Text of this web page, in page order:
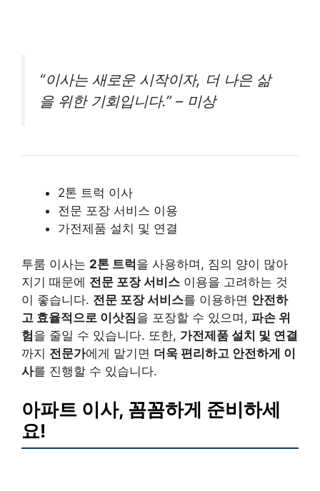
“이사는 새로운 시작이자, 더 나은 삶
을 위한 기회입니다.” – 미상
2톤 트럭 이사
전문 포장 서비스 이용
가전제품 설치 및 연결
투룸 이사는 2톤 트럭 을 사용하며, 짐의 양이 많아
지기 때문에 전문 포장 서비스 이용을 고려하는 것
이 좋습니다. 전문 포장 서비스를 이용하면 안전하
고 효율적으로 이삿짐을 포장할 수 있으며, 파손 위
험을 줄일 수 있습니다. 또한, 가전제품 설치 및 연결
까지 전문가에게 맡기면 더욱 편리하고 안전하게 이
사를 진행할 수 있습니다.
아파트 이사, 꼼꼼하게 준비하세
요!